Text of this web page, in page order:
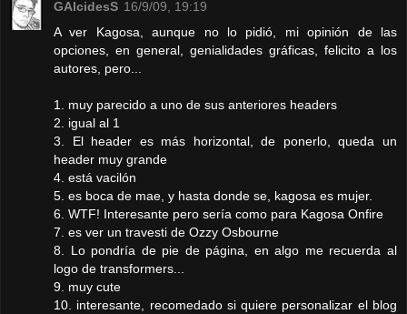
GAlcidesS 16/9/09, 19:19
A ver Kagosa, aunque no lo pidió, mi opinión de las
opciones, en general, genialidades gráficas, felicito a los
autores, pero...
1. muy parecido a uno de sus anteriores headers
2. igual al 1
3. El header es más horizontal, de ponerlo, queda un
header muy grande
4. está vacilón
5. es boca de mae, y hasta donde se, kagosa es mujer.
6. WTF! Interesante pero sería como para Kagosa Onfire
7. es ver un travesti de Ozzy Osbourne
8. Lo pondría de pie de página, en algo me recuerda al
logo de transformers...
9. muy cute
10. interesante, recomedado si quiere personalizar el blog